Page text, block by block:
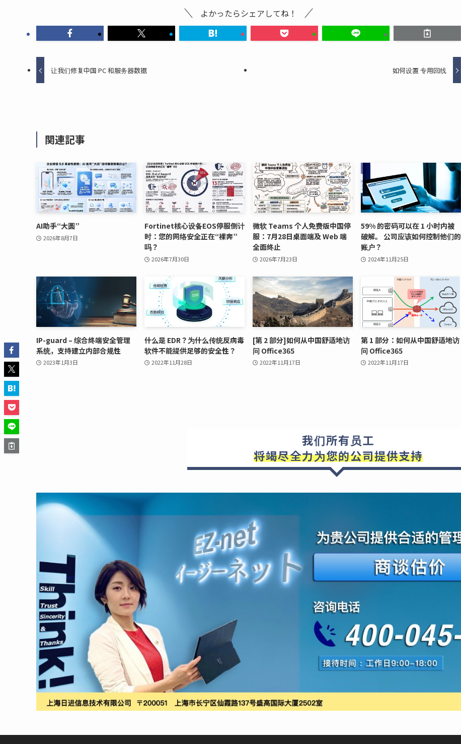
よかったらシェアしてね！
让我们修复中国 PC 和服务器数据 如何设置 专用回线
関連記事
AI助手“大圆”
2026年8月7日
Fortinet核心设备EOS停服倒计
时：您的网络安全正在“裸奔”
吗？
2026年7月30日
微软 Teams 个人免费版中国停
服：7月28日桌面端及 Web 端
全面终止
2026年7月23日
59% 的密码可以在 1 小时内被
破解。 公司应该如何控制他们的
账户？
2024年11月25日
IP-guard – 综合终端安全管理
系统，支持建立内部合规性
2023年1月3日
什么是 EDR？为什么传统反病毒
软件不能提供足够的安全性？
2022年11月28日
[第 2 部分]如何从中国舒适地访
问 Office365
2022年11月17日
第 1 部分：如何从中国舒适地访
问 Office365
2022年11月17日
我们所有员工
将竭尽全力为您的公司提供支持